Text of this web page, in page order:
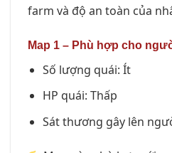
farm và độ an toàn của
Map 1 – Phù hợp cho
Số lượng quái: Ít
HP quái: Thấp
Sát thương gây lên